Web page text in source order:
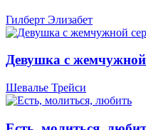
Гилберт Элизабет
Девушка с
Шевалье Трейси